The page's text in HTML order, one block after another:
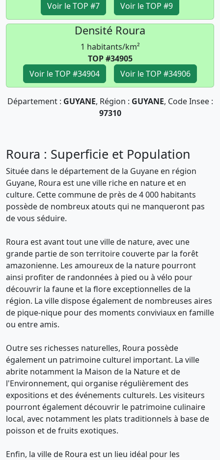
Voir le TOP #7
Voir le TOP #9
Densité Roura
1 habitants/km²
TOP #34905
Voir le TOP #34904
Voir le TOP #34906
Département : GUYANE, Région : GUYANE, Code Insee :
97310
Roura : Superficie et Population
Située dans le département de la Guyane en région
Guyane, Roura est une ville riche en nature et en
culture. Cette commune de près de 4 000 habitants
possède de nombreux atouts qui ne manqueront pas
de vous séduire.
Roura est avant tout une ville de nature, avec une
grande partie de son territoire couverte par la forêt
amazonienne. Les amoureux de la nature pourront
ainsi profiter de randonnées à pied ou à vélo pour
découvrir la faune et la flore exceptionnelles de la
région. La ville dispose également de nombreuses aires
de pique-nique pour des moments conviviaux en famille
ou entre amis.
Outre ses richesses naturelles, Roura possède
également un patrimoine culturel important. La ville
abrite notamment la Maison de la Nature et de
l'Environnement, qui organise régulièrement des
expositions et des événements culturels. Les visiteurs
pourront également découvrir le patrimoine culinaire
local, avec notamment les plats traditionnels à base de
poisson et de fruits exotiques.
Enfin, la ville de Roura est un lieu idéal pour les